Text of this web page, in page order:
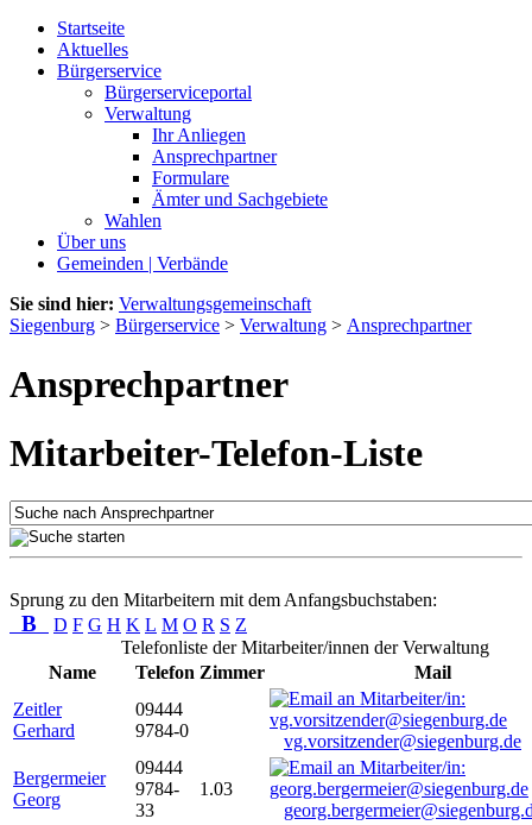
Startseite
Aktuelles
Bürgerservice
Bürgerserviceportal
Verwaltung
Ihr Anliegen
Ansprechpartner
Formulare
Ämter und Sachgebiete
Wahlen
Über uns
Gemeinden | Verbände
Sie sind hier: Verwaltungsgemeinschaft
Siegenburg > Bürgerservice > Verwaltung > Ansprechpartner
Ansprechpartner
Mitarbeiter-Telefon-Liste
Sprung zu den Mitarbeitern mit dem Anfangsbuchstaben:
B D F G H K L M O R S Z
Telefonliste der Mitarbeiter/innen der Verwaltung
Name
Telefon Zimmer
Mail
Zeitler
Gerhard
09444
9784-0
vg.vorsitzender@siegenburg.de
Bergermeier
Georg
09444
9784-
33
1.03